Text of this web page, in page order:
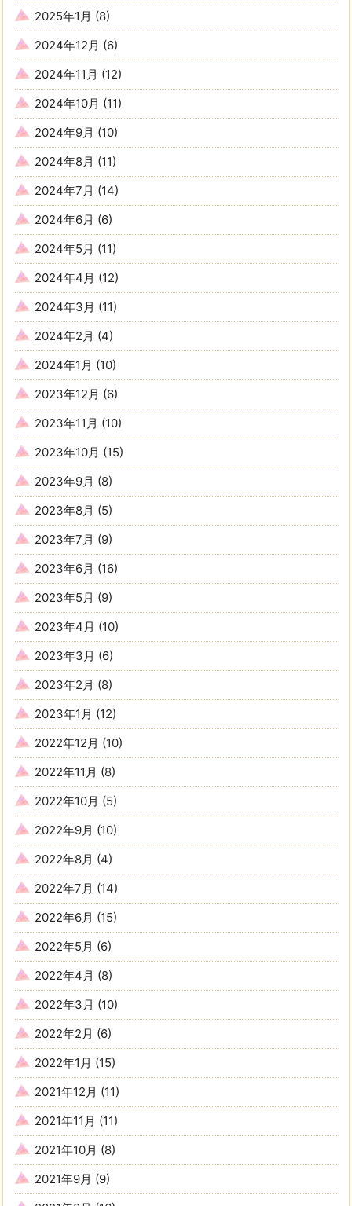
2025年1月 (8)
2024年12月 (6)
2024年11月 (12)
2024年10月 (11)
2024年9月 (10)
2024年8月 (11)
2024年7月 (14)
2024年6月 (6)
2024年5月 (11)
2024年4月 (12)
2024年3月 (11)
2024年2月 (4)
2024年1月 (10)
2023年12月 (6)
2023年11月 (10)
2023年10月 (15)
2023年9月 (8)
2023年8月 (5)
2023年7月 (9)
2023年6月 (16)
2023年5月 (9)
2023年4月 (10)
2023年3月 (6)
2023年2月 (8)
2023年1月 (12)
2022年12月 (10)
2022年11月 (8)
2022年10月 (5)
2022年9月 (10)
2022年8月 (4)
2022年7月 (14)
2022年6月 (15)
2022年5月 (6)
2022年4月 (8)
2022年3月 (10)
2022年2月 (6)
2022年1月 (15)
2021年12月 (11)
2021年11月 (11)
2021年10月 (8)
2021年9月 (9)